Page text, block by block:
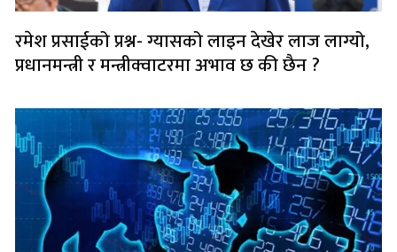
रमेश प्रसाईको प्रश्न- ग्यासको लाइन देखेर लाज लाग्यो,
प्रधानमन्त्री र मन्त्रीक्वाटरमा अभाव छ की छैन ?